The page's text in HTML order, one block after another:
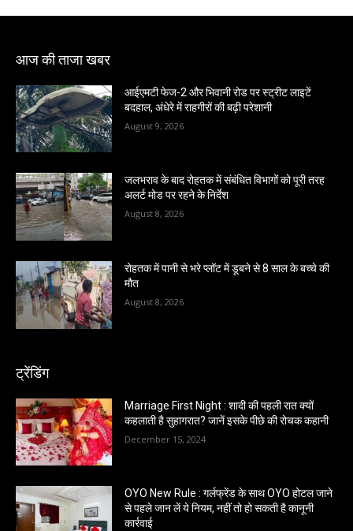
आज की ताजा खबर
आईएमटी फेज-2 और भिवानी रोड पर स्ट्रीट लाइटें
बदहाल, अंधेरे में राहगीरों की बढ़ी परेशानी
August 9, 2026
जलभराव के बाद रोहतक में संबंधित विभागों को पूरी तरह
अलर्ट मोड पर रहने के निर्देश
August 8, 2026
रोहतक में पानी से भरे प्लॉट में डूबने से 8 साल के बच्चे की
मौत
August 8, 2026
ट्रेंडिंग
Marriage First Night : शादी की पहली रात क्यों
कहलाती है सुहागरात? जानें इसके पीछे की रोचक कहानी
December 15, 2024
OYO New Rule : गर्लफ्रेंड के साथ OYO होटल जाने
से पहले जान लें ये नियम, नहीं तो हो सकती है कानूनी
कार्रवाई